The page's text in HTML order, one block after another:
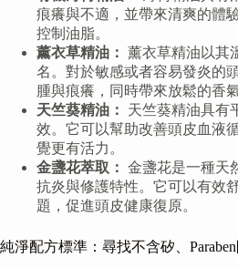
痕癢與不適，並帶來清爽的體
控制油脂。
薰衣草精油： 薰衣草精油以其
名。對於敏感或者容易發炎的
腫與痕癢，同時帶來放鬆的香氣
天竺葵精油：
天竺葵精油具有
效。它可以幫助改善頭皮血液
覺更有活力。
金盞花萃取： 金盞花是一種天
抗炎與修護特性。它可以有效
題，促進頭皮健康復原。
純淨配方標準：尋找不含矽、